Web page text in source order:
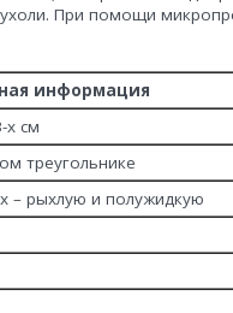
При помощи
информация
х см
треугольнике
– рыхлую и полужидкую